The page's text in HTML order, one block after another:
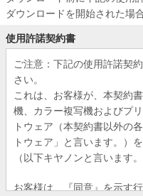
ダウンロードを開始された場
使用許諾契約書
ご注意：下記の使用許諾契
さい。
これは、お客様が、本契約
機、カラー複写機およびプ
トウェア（本契約書以外の
トウェア」と言います。）
（以下キヤノンと言います
お客様は、『同意』を示す